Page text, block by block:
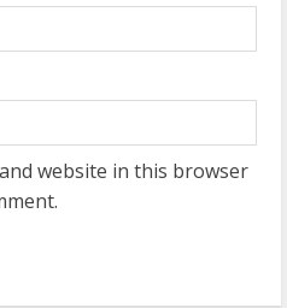
website in this browser